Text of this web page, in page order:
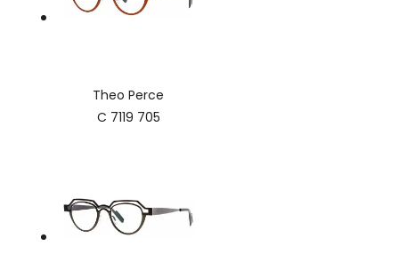
Theo Perce
C 7119 705